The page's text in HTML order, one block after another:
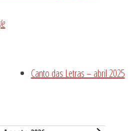
Canto das Letras – abril 2025